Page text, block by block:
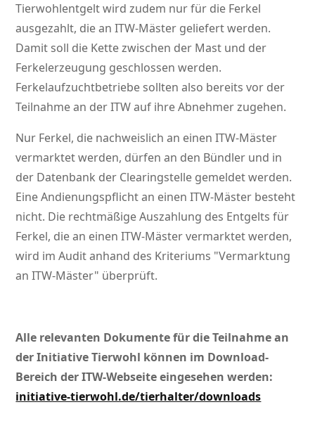
Tierwohlentgelt wird zudem nur für die Ferkel
ausgezahlt, die an ITW-Mäster geliefert werden.
Damit soll die Kette zwischen der Mast und der
Ferkelerzeugung geschlossen werden.
Ferkelaufzuchtbetriebe sollten also bereits vor der
Teilnahme an der ITW auf ihre Abnehmer zugehen.
Nur Ferkel, die nachweislich an einen ITW-Mäster
vermarktet werden, dürfen an den Bündler und in
der Datenbank der Clearingstelle gemeldet werden.
Eine Andienungspflicht an einen ITW-Mäster besteht
nicht. Die rechtmäßige Auszahlung des Entgelts für
Ferkel, die an einen ITW-Mäster vermarktet werden,
wird im Audit anhand des Kriteriums Vermarktung
an ITW-Mäster überprüft.
Alle relevanten Dokumente für die Teilnahme an
der Initiative Tierwohl können im Download-
Bereich der ITW-Webseite eingesehen werden:
initiative-tierwohl.de/tierhalter/downloads